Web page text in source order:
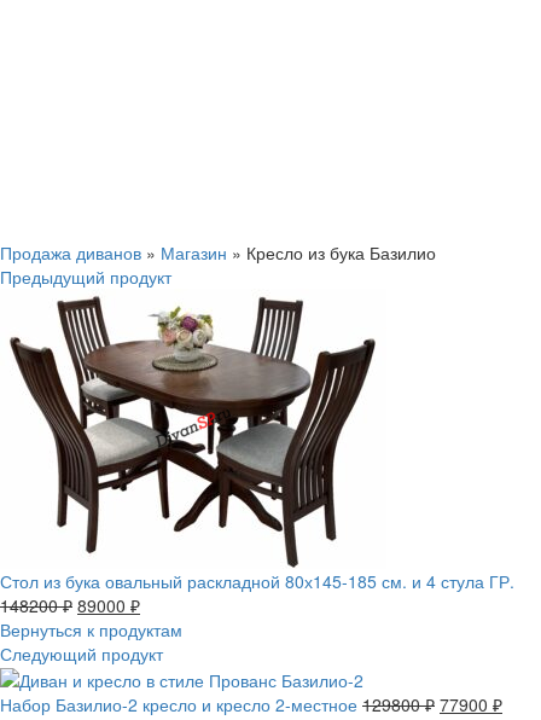
Продажа диванов » Магазин » Кресло из бука Базилио
Предыдущий продукт
Стол из бука овальный раскладной 80х145-185 см. и 4 стула ГР.
148200₽ 89000 ₽
Вернуться к продуктам
Следующий продукт
Набор Базилио-2 кресло и кресло 2-местное 129800₽ 77900 ₽